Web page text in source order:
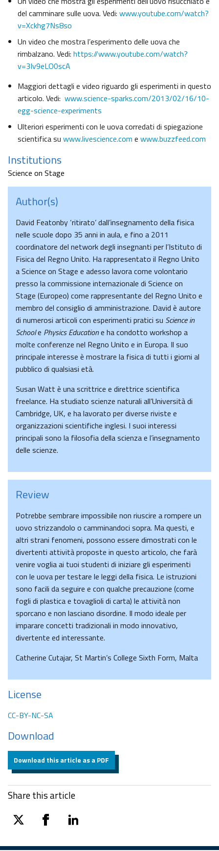
del camminare sulle uova. Vedi: www.youtube.com/watch?
v=Xckhg7Ns8so
Un video che mostra l’esperimento delle uova che
rimbalzano. Vedi: https://www.youtube.com/watch?
v=3Iv9eLO0scA
Maggiori dettagli e video riguardo gli esperimenti in questo
articolo. Vedi: www.science-sparks.com/2013/02/16/10-
egg-science-experiments
Ulteriori esperimenti con le uova corredati di spiegazione
scientifica su www.livescience.com e www.buzzfeed.com
Institutions
Science on Stage
Author(s)
David Featonby ‘ritirato’ dall’insegnamento della fisica
nelle scuole dopo 35 anni in aula, e fino a 2011
coordinatore del network degli insegnanti per l’Istituto di
Fisica del Regno Unito. Ha rappresentato il Regno Unito
a Science on Stage e adesso lavora come volontario
presso la commissione internazionale di Science on
Stage (Europeo) come rappresentante del Regno Unito e
membro del consiglio di amministrazione. David è autore
di numerosi articoli con esperimenti pratici su Science in
Schoole Physics Educatione ha condotto workshop a
molte conferenze nel Regno Unito e in Europa. Il suo
principale interesse è mostrare la fisica di tutti i giorni al
pubblico di qualsiasi età.
Susan Watt è una scrittrice e direttrice scientifica
freelance. Ha studiato scienze naturali all’Università di
Cambridge, UK, e ha lavorato per diverse riviste e
organizzazioni scientifiche inglesi. I suoi interessi
principali sono la filosofia della scienza e l’insegnamento
delle scienze.
Review
Potrebbe sembrare impossibile non riuscire a rompere un
uovo strizzandolo o camminandoci sopra. Ma questi, e
altri strani fenomeni, possono essere dimostrati con le
divertenti attività proposte in questo articolo, che farà
venire voglia ai tuoi studenti di iniziare gli esperimenti
con le uova per testare le leggi della fisica. Le istruzioni
sono facili da seguire e con qualche precauzione (come
fogli di plastica e tovaglioli di carta) le attività non
sporcano e non lasciano disordine. Il modo ideale per
imparare concetti tradizionali in modo innovativo,
divertente ed interessante.
Catherine Cutajar, St Martin’s College Sixth Form, Malta
License
CC-BY-NC-SA
Download
Download this article as a PDF
Share this article
twitter facebooklinkedin